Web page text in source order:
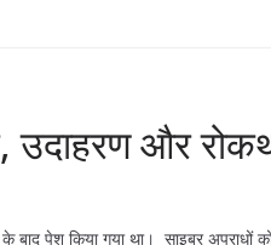
उदाहरण और
आइए कुछ सामान्य साइबर अपराधों पर चर्चा करें। 1. फ़िशिंग और घोटाला: फ़िशिंग एक प्रकार का सोशल इंजीनियरिंग हमला है जो उपयोगकर्ता को लक्षित करता है और उपयोगकर्ता के बारे में संवेदनशील जानकारी प्राप्त करने के लिए नकली संदेश और ईमेल भेजकर या दुर्भावनापूर्ण सॉफ़्टवेयर डाउनलोड करने और लक्ष्य प्रणाली पर इसका फायदा उठाने की कोशिश करके उन्हें धोखा देता है। 2. पहचान की चोरी पहचान की चोरी तब होती है जब कोई साइबर अपराधी किसी अन्य व्यक्ति के व्यक्तिगत डेटा जैसे क्रेडिट कार्ड नंबर या व्यक्तिगत तस्वीरों का उपयोग धोखाधड़ी या अपराध करने के लिए उनकी अनुमति के बिना करता है। 3. रैनसमवेयर अटैक रैंसमवेयर हमले एक बहुत ही सामान्य प्रकार का साइबर अपराध है। यह एक प्रकार का मैलवेयर है जो उपयोगकर्ताओं को एन्क्रिप्ट करके सिस्टम पर उनके सभी व्यक्तिगत डेटा तक पहुंचने से रोकने की क्षमता रखता है और फिर एन्क्रिप्टेड डेटा तक पहुंच देने के लिए फिरौती मांगता है। 4. कंप्यूटर नेटवर्क को हैक करना/दुरुपयोग करना यह शब्द निजी कंप्यूटर या नेटवर्क तक अनधिकृत पहुंच और इसे बंद करके या संग्रहीत डेटा या अन्य अवैध तरीकों से छेड़छाड़ करके इसका दुरुपयोग करने के अपराध को संदर्भित करता है। 5. इंटरनेट धोखाधड़ी इंटरनेट धोखाधड़ी एक प्रकार का साइबर अपराध है जिसमें इंटरनेट का उपयोग किया जाता है और इसे एक सामान्य शब्द माना जा सकता है जो इंटरनेट पर होने वाले सभी अपराधों जैसे स्पैम, बैंकिंग धोखाधड़ी, सेवा की चोरी आदि को समूहित करता है। साइबर क्राइम के अन्य प्रकार यहां अन्य 9 प्रकार के साइबर अपराध हैं: 1. साइबर बुलिंग इसे ऑनलाइन या इंटरनेट बुलिंग के नाम से भी जाना जाता है। इसमें किसी और के बारे में हानिकारक और अपमानजनक सामग्री भेजना या साझा करना शामिल है जो शर्मिंदगी का कारण बनता है और मनोवैज्ञानिक समस्याओं का कारण बन सकता है। यह हाल ही में बहुत आम हो गया है, खासकर किशोरों के बीच। 2. साइबर स्टॉकिंग साइबरस्टॉकिंग को अवांछित लगातार कॉल और संदेशों जैसे नियंत्रण और डराने के उद्देश्य से अन्य व्यक्तियों को ऑनलाइन लक्षित करने वाली अवांछित लगातार सामग्री के रूप में परिभाषित किया जा सकता है। 3. सॉफ्टवेयर चोरी सॉफ़्टवेयर चोरी कॉपीराइट या लाइसेंस प्रतिबंधों के उल्लंघन के साथ भुगतान किए गए सॉफ़्टवेयर का अवैध उपयोग या प्रतिलिपि है। सॉफ़्टवेयर चोरी का एक उदाहरण तब होता है जब आप विंडोज़ की एक ताज़ा गैर-सक्रिय प्रतिलिपि डाउनलोड करते हैं और विंडोज़ सक्रियण के लिए वैध लाइसेंस प्राप्त करने के लिए “क्रैक” के रूप में जाना जाता है। इसे सॉफ़्टवेयर चोरी माना जाता है. न केवल सॉफ्टवेयर को पायरेटेड किया जा सकता है बल्कि संगीत, फिल्में आदि को भी पायरेटेड किया जा सकता हैआर तस्वीरें. 4. सोशल मीडिया धोखाधड़ी किसी भी प्रकार की हानिकारक गतिविधियों को करने के लिए सोशल मीडिया फर्जी खातों का उपयोग करना जैसे अन्य उपयोगकर्ताओं का रूप धारण करना या डराने या धमकी भरे संदेश भेजना। और सबसे आसान और सबसे आम सोशल मीडिया धोखाधड़ी में से एक है ईमेल स्पैम। 5. ऑनलाइन नशीली दवाओं की तस्करी क्रिप्टोक्यूरेंसी प्रौद्योगिकी के बड़े उदय के साथ, कानून प्रवर्तन का ध्यान आकर्षित किए बिना सुरक्षित निजी तरीके से धन हस्तांतरित करना और दवा सौदों को पूरा करना